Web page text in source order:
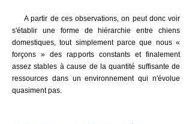
A partir de ces observations, on peut donc voir
s'établir une forme de hiérarchie entre chiens
domestiques, tout simplement parce que nous «
forçons » des rapports constants et finalement
assez stables à cause de la quantité suffisante de
ressources dans un environnement qui n'évolue
quasiment pas.